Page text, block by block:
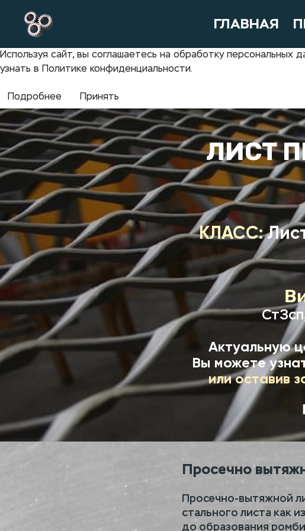
ГЛАВНАЯ
Используя сайт, вы соглашаетесь на обработку
узнать в Политике конфиденциальности.
Подробнее Принять
ЛИСТ
КЛАСС:
Актуальную
Вы можете
или оставив
Просечно
Просечно-вытяжной
стального листа как
до образования